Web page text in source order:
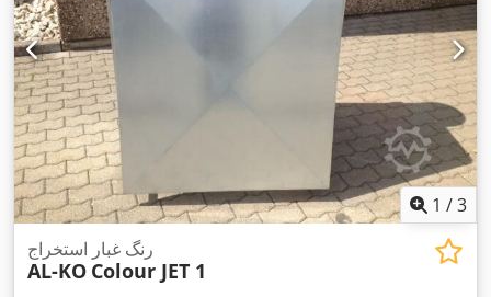
1 /3
رنگ غبار استخراج
AL-KO Colour JET 1